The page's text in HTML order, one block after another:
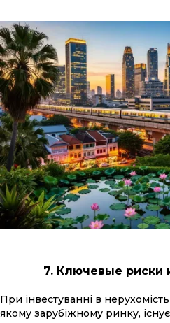
7. Ключевые риски
При інвестуванні в
якому зарубіжному ринку,